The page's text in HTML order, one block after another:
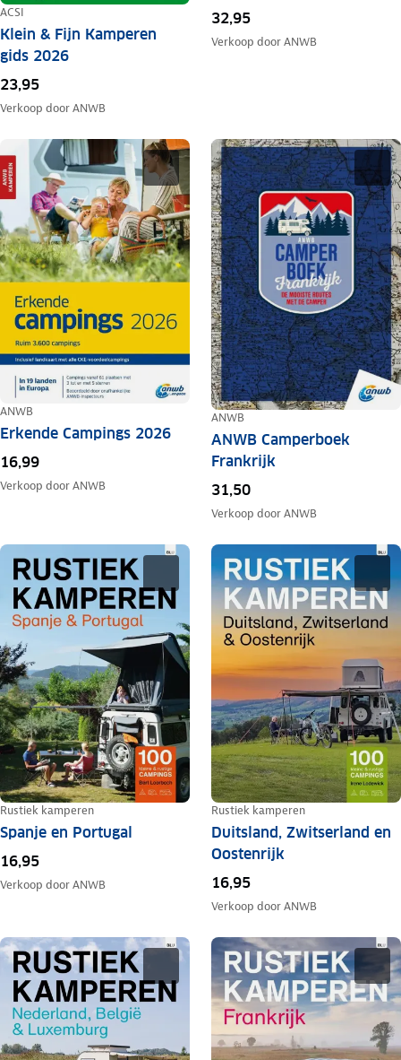
ACSI
Klein & Fijn Kamperen
gids 2026
23,95
Verkoop doorANWB
32,95
Verkoop doorANWB
ANWB
Erkende Campings 2026
16,99
Verkoop doorANWB
ANWB
ANWB Camperboek
Frankrijk
31,50
Verkoop doorANWB
Rustiek kamperen
Spanje en Portugal
16,95
Verkoop doorANWB
Rustiek kamperen
Duitsland, Zwitserland en
Oostenrijk
16,95
Verkoop doorANWB